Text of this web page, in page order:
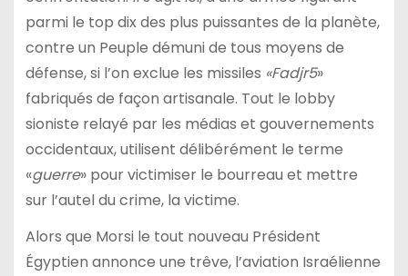
parmi le top dix des plus puissantes de la planète,
contre un Peuple démuni de tous moyens de
défense, si l’on exclue les missiles «Fadjr5»
fabriqués de façon artisanale. Tout le lobby
sioniste relayé par les médias et gouvernements
occidentaux, utilisent délibérément le terme
«guerre» pour victimiser le bourreau et mettre
sur l’autel du crime, la victime.
Alors que Morsi le tout nouveau Président
Égyptien annonce une trêve, l’aviation Israélienne